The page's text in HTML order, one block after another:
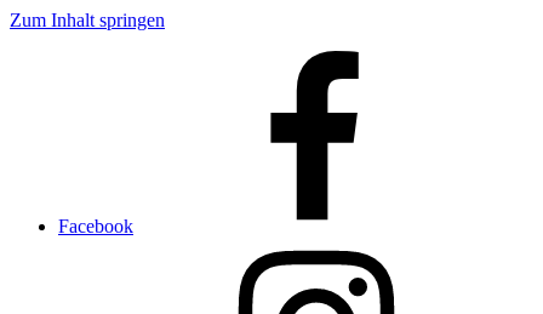
Zum Inhalt springen
Facebook